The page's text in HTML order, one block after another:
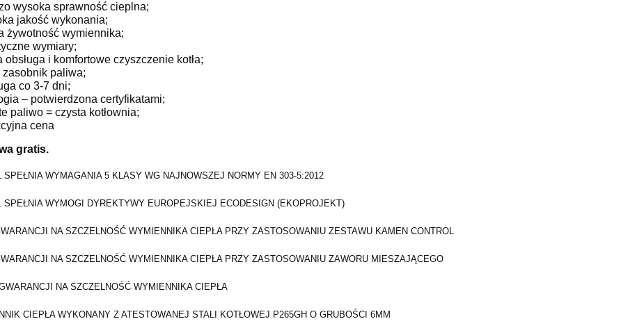
wysoka sprawność cieplna;
jakość wykonania;
żywotność wymiennika;
wymiary;
obsługa i komfortowe czyszczenie kotła;
zasobnik paliwa;
co 3-7 dni;
– potwierdzona certyfikatami;
paliwo = czysta kotłownia;
cena
gratis.
SPEŁNIA WYMAGANIA 5 KLASY WG NAJNOWSZEJ NORMY EN 303-5:2012
SPEŁNIA WYMOGI DYREKTYWY EUROPEJSKIEJ ECODESIGN (EKOPROJEKT)
NA SZCZELNOŚĆ WYMIENNIKA CIEPŁA PRZY ZASTOSOWANIU ZESTAWU KAMEN CONTROL
NA SZCZELNOŚĆ WYMIENNIKA CIEPŁA PRZY ZASTOSOWANIU ZAWORU MIESZAJĄCEGO
NA SZCZELNOŚĆ WYMIENNIKA CIEPŁA
CIEPŁA WYKONANY Z ATESTOWANEJ STALI KOTŁOWEJ P265GH O GRUBOŚCI 6MM